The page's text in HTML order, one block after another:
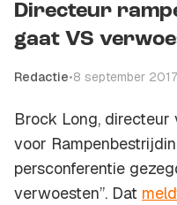
Directeur
gaat VS
Redactie•8 september
Brock Long, directeur
voor
persconferentie
verwoesten”. Dat